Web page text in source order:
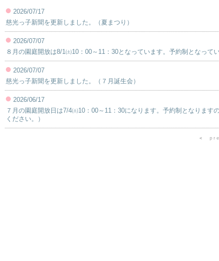
2026/07/17
慈光っ子新聞を更新しました。（夏まつり）
2026/07/07
８月の園庭開放は8/1㈯10：00～11：30となっています。予約制となって
2026/07/07
慈光っ子新聞を更新しました。（７月誕生会）
2026/06/17
７月の園庭開放日は7/4㈯10：00～11：30になります。予約制となりま
ください。）
＜